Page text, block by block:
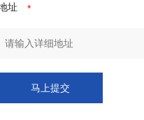
址 *
马上提交